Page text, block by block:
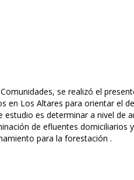
se realizó el
en Los Altares para orientar el
es determinar a nivel de
de efluentes domiciliarios
para la forestación .